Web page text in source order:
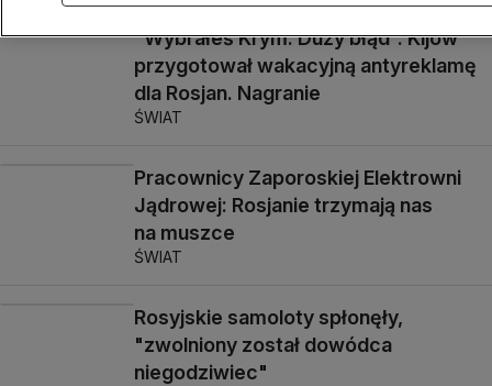
"Wybrałeś Krym. Duży błąd". Kijów
przygotował wakacyjną antyreklamę
dla Rosjan. Nagranie
ŚWIAT
Pracownicy Zaporoskiej Elektrowni
Jądrowej: Rosjanie trzymają nas
na muszce
ŚWIAT
Rosyjskie samoloty spłonęły,
"zwolniony został dowódca
niegodziwiec"